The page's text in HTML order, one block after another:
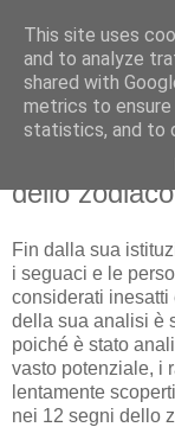
De prin
sâmbătă, 16
dello
Fin dalla sua
i seguaci e le
considerati inesatti
della sua analisi è
poiché è stato
vasto potenziale, i
lentamente
nei 12 segni dello
This site uses
and to analyze
shared with
metrics to
statistics, and to